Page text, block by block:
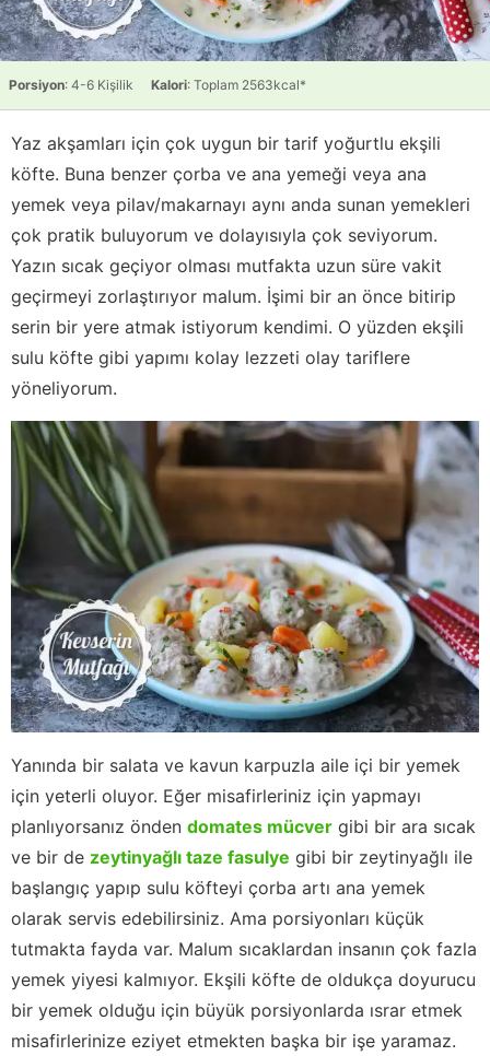
Porsiyon: 4-6 Kişilik Kalori: Toplam 2563kcal*
Yaz akşamları için çok uygun bir tarif yoğurtlu ekşili
köfte. Buna benzer çorba ve ana yemeği veya ana
yemek veya pilav/makarnayı aynı anda sunan yemekleri
çok pratik buluyorum ve dolayısıyla çok seviyorum.
Yazın sıcak geçiyor olması mutfakta uzun süre vakit
geçirmeyi zorlaştırıyor malum. İşimi bir an önce bitirip
serin bir yere atmak istiyorum kendimi. O yüzden ekşili
sulu köfte gibi yapımı kolay lezzeti olay tariflere
yöneliyorum.
Yanında bir salata ve kavun karpuzla aile içi bir yemek
için yeterli oluyor. Eğer misafirleriniz için yapmayı
planlıyorsanız önden domates mücver gibi bir ara sıcak
ve bir de zeytinyağlı taze fasulye gibi bir zeytinyağlı ile
başlangıç yapıp sulu köfteyi çorba artı ana yemek
olarak servis edebilirsiniz. Ama porsiyonları küçük
tutmakta fayda var. Malum sıcaklardan insanın çok fazla
yemek yiyesi kalmıyor. Ekşili köfte de oldukça doyurucu
bir yemek olduğu için büyük porsiyonlarda ısrar etmek
misafirlerinize eziyet etmekten başka bir işe yaramaz.